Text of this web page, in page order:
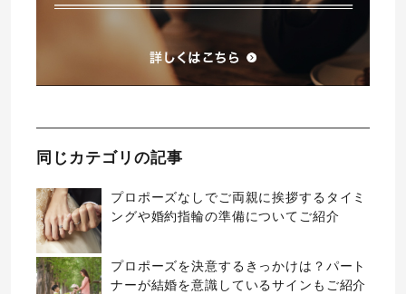
同じカテゴリの記事
プロポーズなしでご両親に挨拶するタイミ
ングや婚約指輪の準備についてご紹介
プロポーズを決意するきっかけは？パート
ナーが結婚を意識しているサインもご紹介